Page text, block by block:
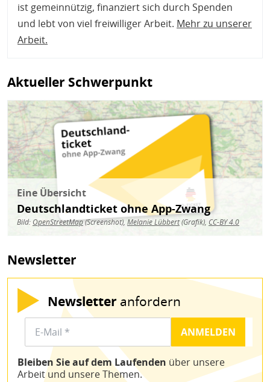
ist gemeinnützig, finanziert sich durch Spenden
und lebt von viel freiwilliger Arbeit. Mehr zu unserer
Arbeit.
Aktueller Schwerpunkt
Bild
Eine Übersicht
Deutschlandticket ohne App-Zwang
Bild: OpenStreetMap(Screenshot),Melanie Lübbert(Grafik), CC-BY 4.0
Newsletter
Newsletter anfordern
Bleiben Sie auf dem Laufenden über unsere
Arbeit und unsere Themen.